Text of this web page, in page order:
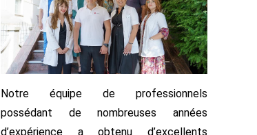
Notre équipe de professionnels
possédant de nombreuses années
d’expérience a obtenu d’excellents